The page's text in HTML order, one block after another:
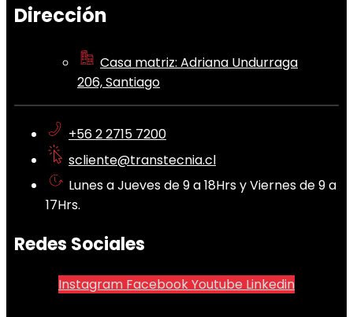
Dirección
Casa matriz: Adriana Undurraga
206, Santiago
+56 2 2715 7200
scliente@transtecnia.cl
Lunes a Jueves de 9 a 18Hrs y Viernes de 9 a
17Hrs.
Redes Sociales
Instagram FacebookYoutube Linkedin